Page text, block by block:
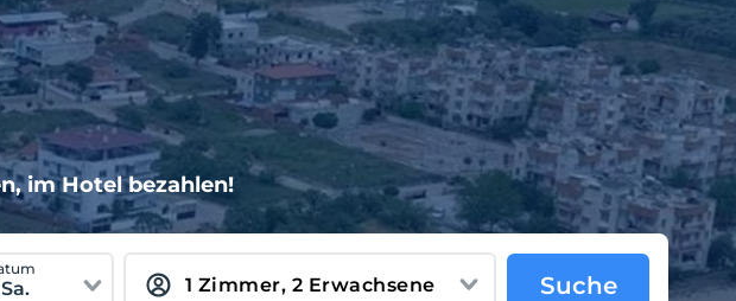
im Hotel bezahlen!
Suche